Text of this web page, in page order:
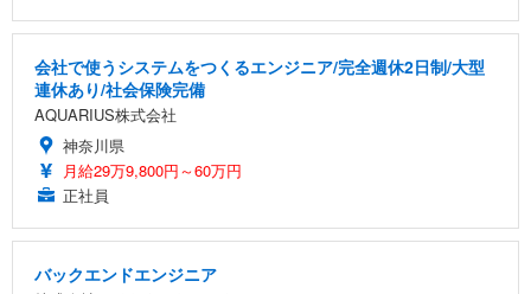
会社で使うシステムをつくるエンジニア/完全週休2日制/大型
連休あり/社会保険完備
AQUARIUS株式会社
神奈川県
月給29万9,800円～60万円
正社員
バックエンドエンジニア